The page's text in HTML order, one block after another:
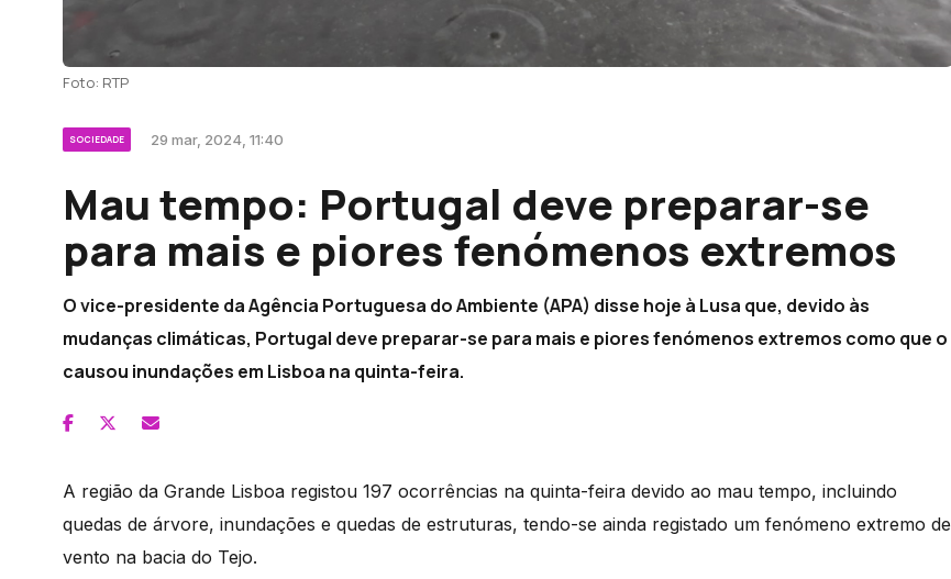
Foto: RTP
SOCIEDADE 29 mar, 2024, 11:40
Mau tempo: Portugal deve preparar-se
para mais e piores fenómenos extremos
O vice-presidente da Agência Portuguesa do Ambiente (APA) disse hoje à Lusa que, devido às
mudanças climáticas, Portugal deve preparar-se para mais e piores fenómenos extremos como que o
causou inundações em Lisboa na quinta-feira.
A região da Grande Lisboa registou 197 ocorrências na quinta-feira devido ao mau tempo, incluindo
quedas de árvore, inundações e quedas de estruturas, tendo-se ainda registado um fenómeno extremo de
vento na bacia do Tejo.